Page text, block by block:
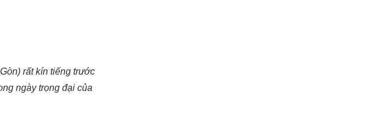
rất kín tiếng trước
ngày trọng đại của